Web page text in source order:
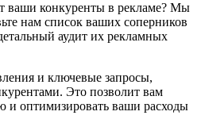
ваши конкуренты в рекламе? Мы
нам список ваших соперников
аудит их рекламных
и ключевые запросы,
Это позволит вам
и оптимизировать ваши расходы